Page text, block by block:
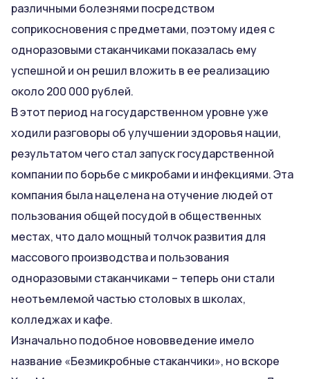
различными болезнями посредством
соприкосновения с предметами, поэтому идея с
одноразовыми стаканчиками показалась ему
успешной и он решил вложить в ее реализацию
около 200 000 рублей.
В этот период на государственном уровне уже
ходили разговоры об улучшении здоровья нации,
результатом чего стал запуск государственной
компании по борьбе с микробами и инфекциями. Эта
компания была нацелена на отучение людей от
пользования общей посудой в общественных
местах, что дало мощный толчок развития для
массового производства и пользования
одноразовыми стаканчиками – теперь они стали
неотъемлемой частью столовых в школах,
колледжах и кафе.
Изначально подобное нововведение имело
название «Безмикробные стаканчики», но вскоре